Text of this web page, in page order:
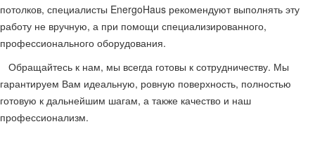
потолков, специалисты EnergoHaus рекомендуют выполнять эту
работу не вручную, а при помощи специализированного,
профессионального оборудования.
Обращайтесь к нам, мы всегда готовы к сотрудничеству. Мы
гарантируем Вам идеальную, ровную поверхность, полностью
готовую к дальнейшим шагам, а также качество и наш
профессионализм.